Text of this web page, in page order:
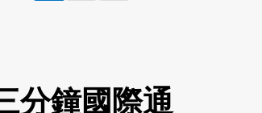
分鐘國際通